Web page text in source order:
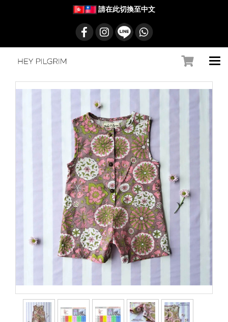
請在此切換至中文